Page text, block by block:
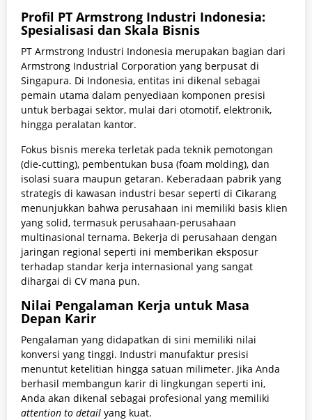
Profil PT Armstrong Industri Indonesia:
Spesialisasi dan Skala Bisnis
PT Armstrong Industri Indonesia merupakan bagian dari
Armstrong Industrial Corporation yang berpusat di
Singapura. Di Indonesia, entitas ini dikenal sebagai
pemain utama dalam penyediaan komponen presisi
untuk berbagai sektor, mulai dari otomotif, elektronik,
hingga peralatan kantor.
Fokus bisnis mereka terletak pada teknik pemotongan
(die-cutting), pembentukan busa (foam molding), dan
isolasi suara maupun getaran. Keberadaan pabrik yang
strategis di kawasan industri besar seperti di Cikarang
menunjukkan bahwa perusahaan ini memiliki basis klien
yang solid, termasuk perusahaan-perusahaan
multinasional ternama. Bekerja di perusahaan dengan
jaringan regional seperti ini memberikan eksposur
terhadap standar kerja internasional yang sangat
dihargai di CV mana pun.
Nilai Pengalaman Kerja untuk Masa
Depan Karir
Pengalaman yang didapatkan di sini memiliki nilai
konversi yang tinggi. Industri manufaktur presisi
menuntut ketelitian hingga satuan milimeter. Jika Anda
berhasil membangun karir di lingkungan seperti ini,
Anda akan dikenal sebagai profesional yang memiliki
attention to detail yang kuat.